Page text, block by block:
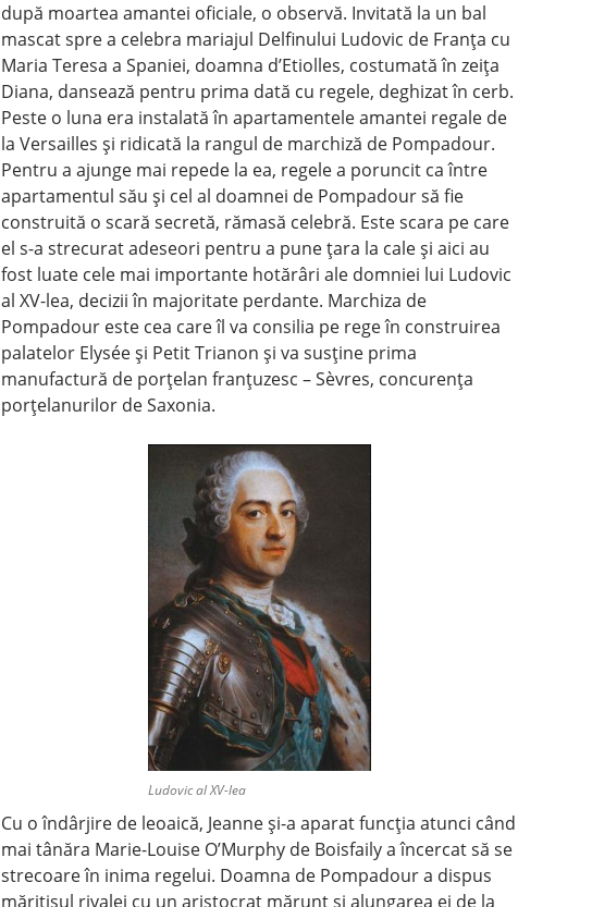
după moartea amantei oficiale, o observă. Invitată la un bal
mascat spre a celebra mariajul Delfinului Ludovic de Franţa cu
Maria Teresa a Spaniei, doamna d’Etiolles, costumată în zeiţa
Diana, dansează pentru prima dată cu regele, deghizat în cerb.
Peste o luna era instalată în apartamentele amantei regale de
la Versailles şi ridicată la rangul de marchiză de Pompadour.
Pentru a ajunge mai repede la ea, regele a poruncit ca între
apartamentul său şi cel al doamnei de Pompadour să fie
construită o scară secretă, rămasă celebră. Este scara pe care
el s-a strecurat adeseori pentru a pune ţara la cale şi aici au
fost luate cele mai importante hotărâri ale domniei lui Ludovic
al XV-lea, decizii în majoritate perdante. Marchiza de
Pompadour este cea care îl va consilia pe rege în construirea
palatelor Elysée şi Petit Trianon şi va susţine prima
manufactură de porţelan franţuzesc – Sèvres, concurenţa
porţelanurilor de Saxonia.
Ludovic al XV-lea
Cu o îndârjire de leoaică, Jeanne şi-a aparat funcţia atunci când
mai tânăra Marie-Louise O’Murphy de Boisfaily a încercat să se
strecoare în inima regelui. Doamna de Pompadour a dispus
măritişul rivalei cu un aristocrat mărunt şi alungarea ei de la